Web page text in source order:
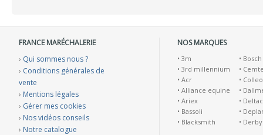
FRANCE MARÉCHALERIE
› Qui sommes nous ?
› Conditions générales de
vente
› Mentions légales
› Gérer mes cookies
› Nos vidéos conseils
› Notre catalogue
NOS MARQUES
• 3m
• 3rd millennium
• Acr
• Alliance equine
• Ariex
• Bassoli
• Blacksmith
• Bosch
•
•
•
•
•
• Derby